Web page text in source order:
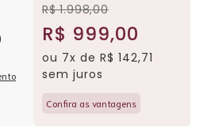
R$ 1.998,00
R$ 999,00
ou 7x de R$ 142,71
sem juros
Confira as vantagens